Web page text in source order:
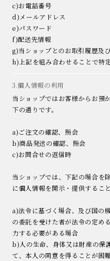
c)お電話番号
d)メールアドレス
e)パスワード
f)配送先情報
g)当ショップとのお取引履歴及
h)上記を組み合わせることで特
3.個人情報の利用
当ショップではお客様からお預
下の通りです。
a)ご注文の確認、照会
b)商品発送の確認、照会
c)お問合せの返信時
当ショップでは、下記の場合を
に個人情報を開示・提供するこ
a)法令に基づく場合、及び国の
の委託を受けた者が法令の定め
力する必要がある場合
b)人の生命、身体又は財産の保
て、本人の同意を得ることが困